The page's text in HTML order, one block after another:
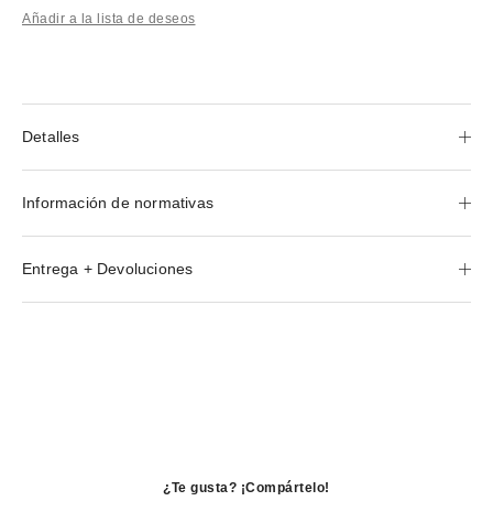
Añadir a la lista de deseos
Detalles
Información de normativas
Entrega + Devoluciones
¿Te gusta? ¡Compártelo!